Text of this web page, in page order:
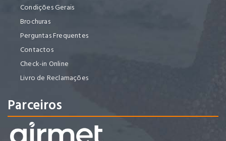
Condições Gerais
Brochuras
Perguntas Frequentes
Contactos
Check-in Online
Livro de Reclamações
Parceiros